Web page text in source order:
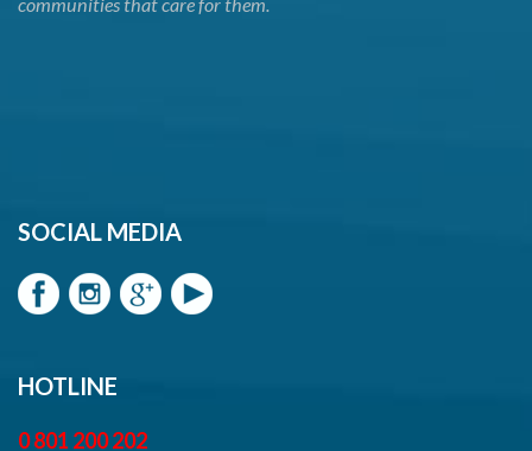
SOCIAL MEDIA
HOTLINE
0 801 200 202